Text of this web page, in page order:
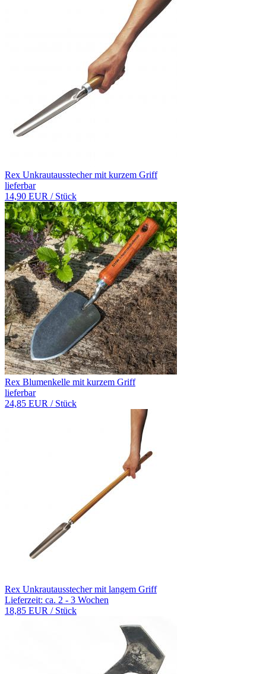
Rex Unkrautausstecher mit kurzem Griff
lieferbar
14,90 EUR / Stück
Rex Blumenkelle mit kurzem Griff
lieferbar
24,85 EUR / Stück
Rex Unkrautausstecher mit langem Griff
Lieferzeit: ca. 2 - 3 Wochen
18,85 EUR / Stück